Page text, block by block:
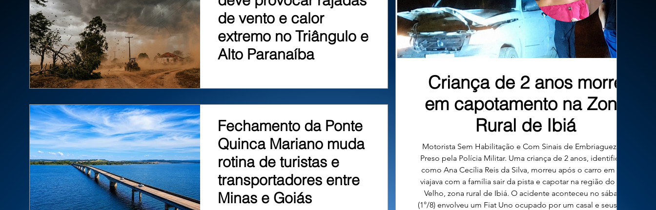
de vento e calor
extremo no Triângulo e
Alto Paranaíba
Fechamento da Ponte
Quinca Mariano muda
rotina de turistas e
transportadores entre
Minas e Goiás
Criança de 2 anos morre
em capotamento na Zona
Rural de Ibiá
Motorista Sem Habilitação e Com Sinais de Embriaguez Foi
Preso pela Polícia Militar. Uma criança de 2 anos, identificada
como Ana Cecília Reis da Silva, morreu após o carro em que
viajava com a família sair da pista e capotar na região do Valo
Velho, zona rural de Ibiá. O acidente aconteceu no sábado
(1°/8) envolveu um Fiat Uno ocupado por um casal e seus dois